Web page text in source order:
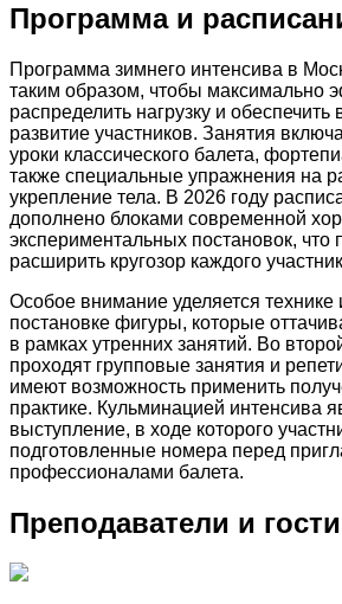
Программа и
Программа зимнего интенсива в
таким образом, чтобы максимально
распределить нагрузку и обеспечить
развитие участников. Занятия
уроки классического балета,
также специальные упражнения на
укрепление тела. В 2026 году
дополнено блоками современной
экспериментальных постановок, что
расширить кругозор каждого
Особое внимание уделяется технике
постановке фигуры, которые
в рамках утренних занятий. Во
проходят групповые занятия и
имеют возможность применить
практике. Кульминацией интенсива
выступление, в ходе которого
подготовленные номера перед
профессионалами балета.
Преподаватели и